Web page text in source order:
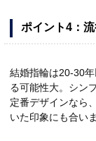
ポイント4：
結婚指輪は20-30
る可能性大。シン
定番デザインなら
いた印象にも合いま